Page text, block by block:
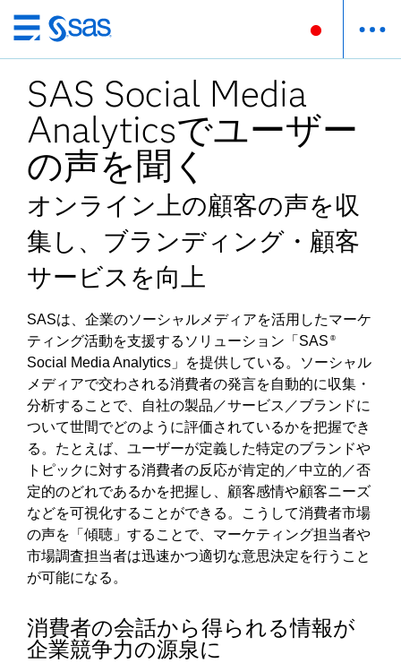
Skip
to
main
content
SAS Social Media
Analyticsでユーザー
の声を聞く
オンライン上の顧客の声を収
集し、ブランディング・顧客
サービスを向上
SASは、企業のソーシャルメディアを活用したマーケ
ティング活動を支援するソリューション「SAS ®
Social Media Analytics」を提供している。ソーシャル
メディアで交わされる消費者の発言を自動的に収集・
分析することで、自社の製品／サービス／ブランドに
ついて世間でどのように評価されているかを把握でき
る。たとえば、ユーザーが定義した特定のブランドや
トピックに対する消費者の反応が肯定的／中立的／否
定的のどれであるかを把握し、顧客感情や顧客ニーズ
などを可視化することができる。こうして消費者市場
の声を「傾聴」することで、マーケティング担当者や
市場調査担当者は迅速かつ適切な意思決定を行うこと
が可能になる。
消費者の会話から得られる情報が
企業競争力の源泉に